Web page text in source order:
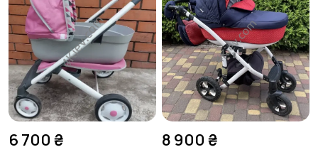
6 700 ₴ 8 900 ₴